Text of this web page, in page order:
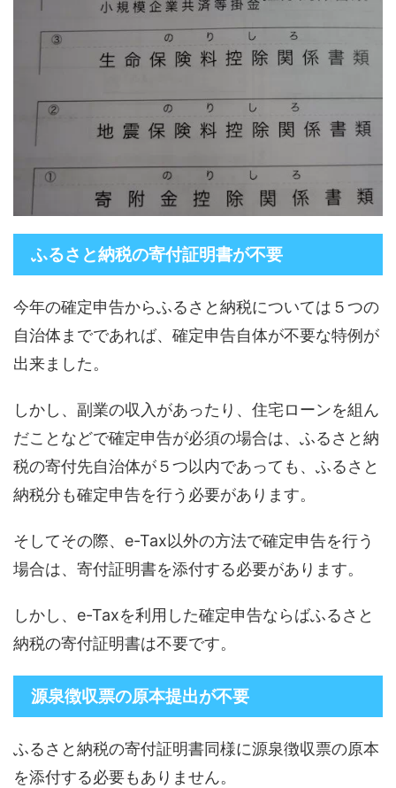
ふるさと納税の寄付証明書が不要
今年の確定申告からふるさと納税については５つの
自治体までであれば、確定申告自体が不要な特例が
出来ました。
しかし、副業の収入があったり、住宅ローンを組ん
だことなどで確定申告が必須の場合は、ふるさと納
税の寄付先自治体が５つ以内であっても、ふるさと
納税分も確定申告を行う必要があります。
そしてその際、e-Tax以外の方法で確定申告を行う
場合は、寄付証明書を添付する必要があります。
しかし、e-Taxを利用した確定申告ならばふるさと
納税の寄付証明書は不要です。
源泉徴収票の原本提出が不要
ふるさと納税の寄付証明書同様に源泉徴収票の原本
を添付する必要もありません。